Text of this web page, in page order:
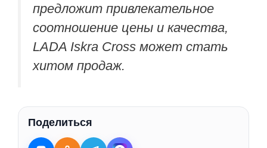
предложит привлекательное
соотношение цены и качества,
LADA Iskra Cross может стать
хитом продаж.
Поделиться